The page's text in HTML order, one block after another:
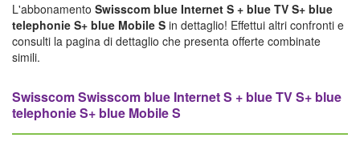
L'abbonamento Swisscom blue Internet S + blue TV S+ blue
telephonie S+ blue Mobile S in dettaglio! Effettui altri confronti e
consulti la pagina di dettaglio che presenta offerte combinate
simili.
Swisscom Swisscom blue Internet S + blue TV S+ blue
telephonie S+ blue Mobile S